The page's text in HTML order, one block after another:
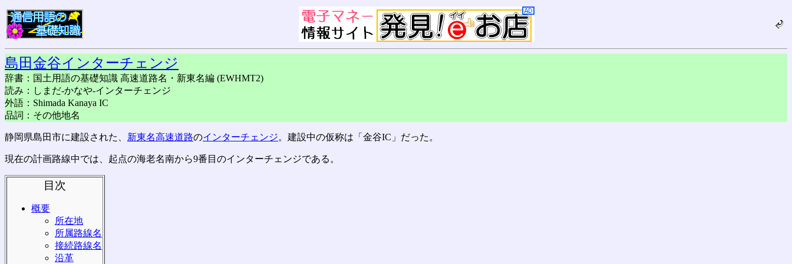
島田金谷インターチェンジ
辞書：国土用語の基礎知識 高速道路名・新東名編 (EWHMT2)
読み：しまだ-かなや-インターチェンジ
外語：Shimada Kanaya IC
品詞：その他地名
静岡県島田市に建設された、 新東名高速道路のインターチェンジ。建設中の仮称は「金谷IC」だった。
現在の計画路線中では、起点の海老名南から9番目のインターチェンジである。
目次
概要
所在地
所属路線名
接続路線名
沿革